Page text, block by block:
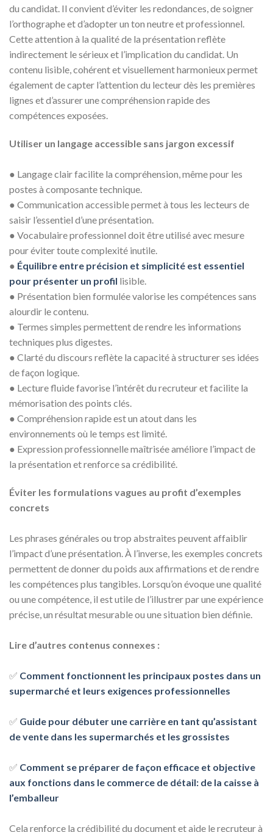
du candidat. Il convient d’éviter les redondances, de soigner
l’orthographe et d’adopter un ton neutre et professionnel.
Cette attention à la qualité de la présentation reflète
indirectement le sérieux et l’implication du candidat. Un
contenu lisible, cohérent et visuellement harmonieux permet
également de capter l’attention du lecteur dès les premières
lignes et d’assurer une compréhension rapide des
compétences exposées.
Utiliser un langage accessible sans jargon excessif
● Langage clair facilite la compréhension, même pour les
postes à composante technique.
● Communication accessible permet à tous les lecteurs de
saisir l’essentiel d’une présentation.
● Vocabulaire professionnel doit être utilisé avec mesure
pour éviter toute complexité inutile.
● Équilibre entre précision et simplicité est essentiel
pour présenter un profil lisible.
● Présentation bien formulée valorise les compétences sans
alourdir le contenu.
● Termes simples permettent de rendre les informations
techniques plus digestes.
● Clarté du discours reflète la capacité à structurer ses idées
de façon logique.
● Lecture fluide favorise l’intérêt du recruteur et facilite la
mémorisation des points clés.
● Compréhension rapide est un atout dans les
environnements où le temps est limité.
● Expression professionnelle maîtrisée améliore l’impact de
la présentation et renforce sa crédibilité.
Éviter les formulations vagues au profit d’exemples
concrets
Les phrases générales ou trop abstraites peuvent affaiblir
l’impact d’une présentation. À l’inverse, les exemples concrets
permettent de donner du poids aux affirmations et de rendre
les compétences plus tangibles. Lorsqu’on évoque une qualité
ou une compétence, il est utile de l’illustrer par une expérience
précise, un résultat mesurable ou une situation bien définie.
Lire d’autres contenus connexes :
✅ Comment fonctionnent les principaux postes dans un
supermarché et leurs exigences professionnelles
✅ Guide pour débuter une carrière en tant qu’assistant
de vente dans les supermarchés et les grossistes
✅ Comment se préparer de façon efficace et objective
aux fonctions dans le commerce de détail: de la caisse à
l’emballeur
Cela renforce la crédibilité du document et aide le recruteur à